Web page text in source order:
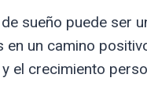
sueño puede ser
en un camino
el crecimiento